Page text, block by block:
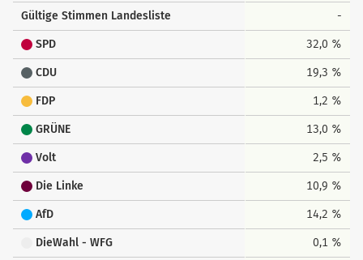
Gültige Stimmen Landesliste -
SPD 32,0 %
CDU 19,3 %
FDP 1,2 %
GRÜNE 13,0 %
Volt 2,5 %
Die Linke 10,9 %
AfD 14,2 %
DieWahl - WFG 0,1 %